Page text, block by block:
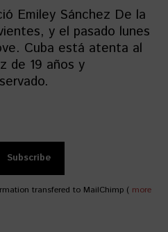
Emiley Sánchez De la
y el pasado lunes
Cuba está atenta al
de 19 años y
transfered to MailChimp ( more